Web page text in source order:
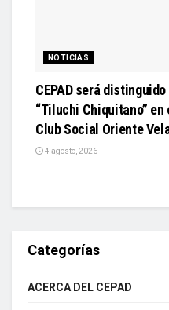
NOTICIAS
CEPAD será
“Tiluchi Chiquitano” en
Club Social Oriente
4 agosto, 2026
Categorías
ACERCA DEL CEPAD